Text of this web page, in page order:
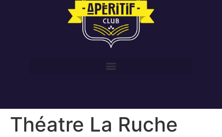
Théatre La Ruche